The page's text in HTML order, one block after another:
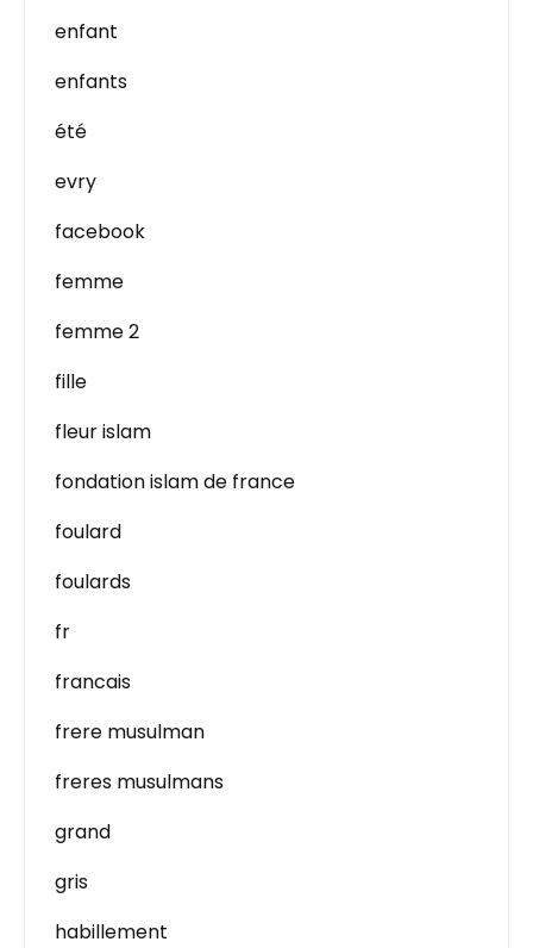
enfant
enfants
été
evry
facebook
femme
femme 2
fille
fleur islam
fondation islam de france
foulard
foulards
fr
francais
frere musulman
freres musulmans
grand
gris
habillement